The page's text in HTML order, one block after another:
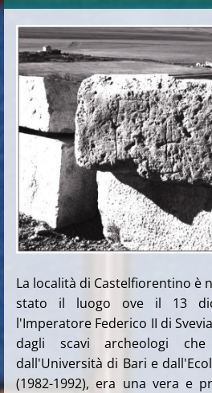
La località di Castelfiorentino è
stato il luogo ove il 13
l'Imperatore Federico II di
dagli scavi archeologi
dall'Università di Bari e
(1982-1992), era una vera e